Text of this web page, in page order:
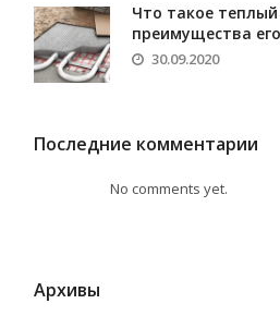
Что такое
преимущества
30.09.2020
Последние комментарии
No comments yet.
Архивы